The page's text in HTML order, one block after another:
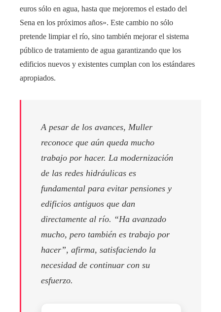
euros sólo en agua, hasta que mejoremos el estado del
Sena en los próximos años». Este cambio no sólo
pretende limpiar el río, sino también mejorar el sistema
público de tratamiento de agua garantizando que los
edificios nuevos y existentes cumplan con los estándares
apropiados.
A pesar de los avances, Muller
reconoce que aún queda mucho
trabajo por hacer. La modernización
de las redes hidráulicas es
fundamental para evitar pensiones y
edificios antiguos que dan
directamente al río. “Ha avanzado
mucho, pero también es trabajo por
hacer”, afirma, satisfaciendo la
necesidad de continuar con su
esfuerzo.